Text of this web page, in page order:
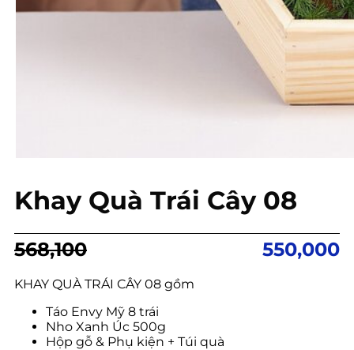
Khay Quà Trái Cây 08
568,100Giá
là:
568,100.
550,000
Giá
tại
550,000.
KHAY QUÀ TRÁI CÂY 08 gồm
Táo Envy Mỹ 8 trái
Nho Xanh Úc 500g
Hộp gỗ & Phụ kiện + Túi quà